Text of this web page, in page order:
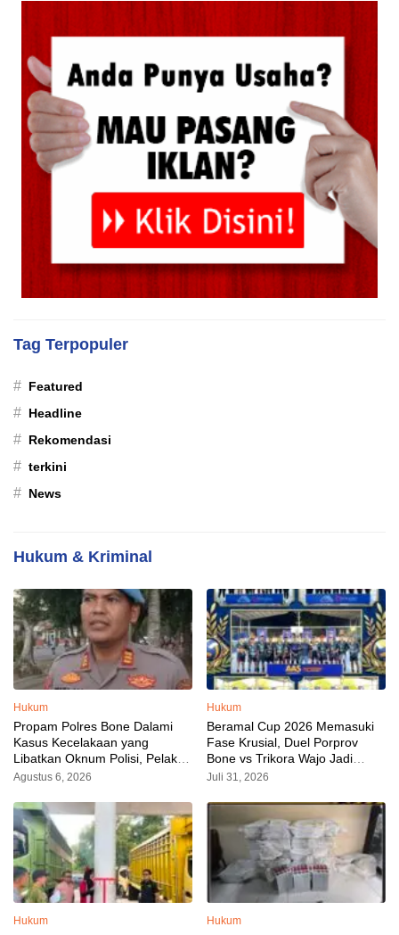
Tag Terpopuler
# Featured
# Headline
# Rekomendasi
# terkini
# News
Hukum & Kriminal
Hukum
Propam Polres Bone Dalami
Kasus Kecelakaan yang
Libatkan Oknum Polisi, Pelaku
Sudah Diamankan
Agustus 6, 2026
Hukum
Beramal Cup 2026 Memasuki
Fase Krusial, Duel Porprov
Bone vs Trikora Wajo Jadi
Sorotan Malam Ini
Juli 31, 2026
Hukum Hukum